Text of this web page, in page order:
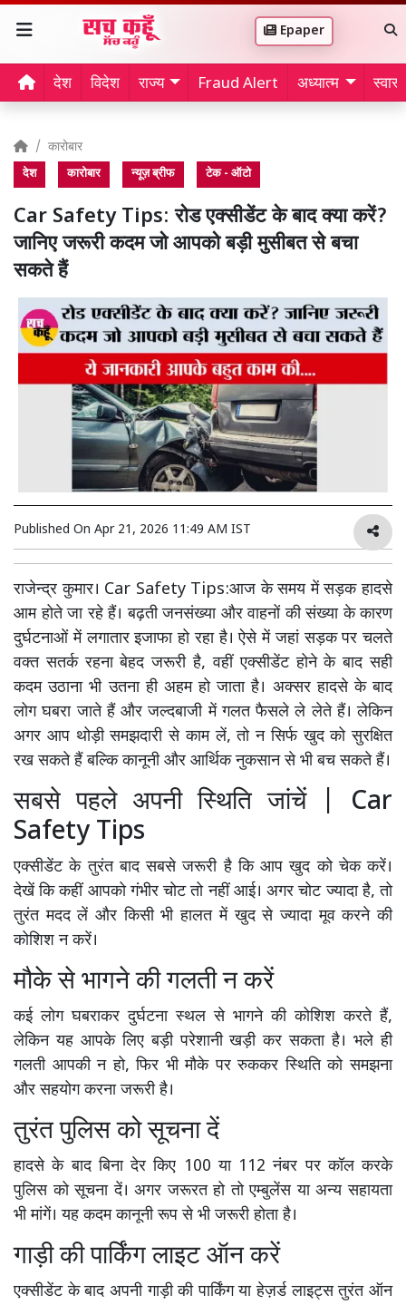
Epaper
देश विदेश राज्य Fraud Alert अध्यात्म
कारोबार
देश कारोबार न्यूज़ ब्रीफ टेक - ऑटो
Car Safety Tips: रोड एक्सीडेंट के बाद क्या करें?
जानिए जरूरी कदम जो आपको बड़ी मुसीबत से बचा
सकते हैं
Published On Apr 21, 2026 11:49 AM IST
राजेन्द्र कुमार। Car Safety Tips:आज के समय में सड़क हादसे
आम होते जा रहे हैं। बढ़ती जनसंख्या और वाहनों की संख्या के कारण
दुर्घटनाओं में लगातार इजाफा हो रहा है। ऐसे में जहां सड़क पर चलते
वक्त सतर्क रहना बेहद जरूरी है, वहीं एक्सीडेंट होने के बाद सही
कदम उठाना भी उतना ही अहम हो जाता है। अक्सर हादसे के बाद
लोग घबरा जाते हैं और जल्दबाजी में गलत फैसले ले लेते हैं। लेकिन
अगर आप थोड़ी समझदारी से काम लें, तो न सिर्फ खुद को सुरक्षित
रख सकते हैं बल्कि कानूनी और आर्थिक नुकसान से भी बच सकते हैं।
सबसे पहले अपनी स्थिति जांचें | Car
Safety Tips
एक्सीडेंट के तुरंत बाद सबसे जरूरी है कि आप खुद को चेक करें।
देखें कि कहीं आपको गंभीर चोट तो नहीं आई। अगर चोट ज्यादा है, तो
तुरंत मदद लें और किसी भी हालत में खुद से ज्यादा मूव करने की
कोशिश न करें।
मौके से भागने की गलती न करें
कई लोग घबराकर दुर्घटना स्थल से भागने की कोशिश करते हैं,
लेकिन यह आपके लिए बड़ी परेशानी खड़ी कर सकता है। भले ही
गलती आपकी न हो, फिर भी मौके पर रुककर स्थिति को समझना
और सहयोग करना जरूरी है।
तुरंत पुलिस को सूचना दें
हादसे के बाद बिना देर किए 100 या 112 नंबर पर कॉल करके
पुलिस को सूचना दें। अगर जरूरत हो तो एम्बुलेंस या अन्य सहायता
भी मांगें। यह कदम कानूनी रूप से भी जरूरी होता है।
गाड़ी की पार्किंग लाइट ऑन करें
एक्सीडेंट के बाद अपनी गाड़ी की पार्किंग या हेज़र्ड लाइट्स तुरंत ऑन